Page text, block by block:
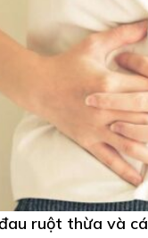
ruột thừa và